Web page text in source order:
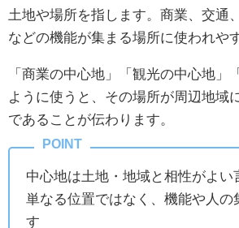
土地や場所を指します。商業、交通
などの機能が集まる場所に使われや
「商業の中心地」「観光の中心地」
ように使うと、その場所が周辺地域
であることが伝わります。
中心地は土地・地域と相性がよい
単なる位置ではなく、機能や人の
す